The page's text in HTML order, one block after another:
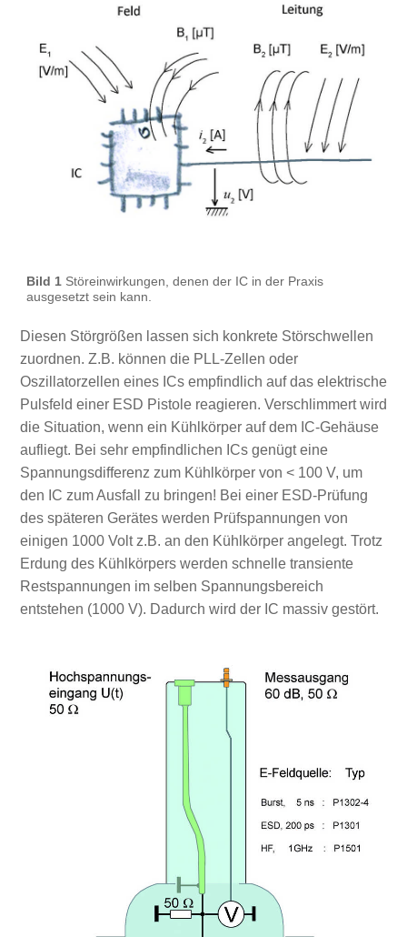
Bild 1Störeinwirkungen, denen der IC in der Praxis
ausgesetzt sein kann.
Diesen Störgrößen lassen sich konkrete Störschwellen
zuordnen. Z.B. können die PLL-Zellen oder
Oszillatorzellen eines ICs empfindlich auf das elektrische
Pulsfeld einer ESD Pistole reagieren. Verschlimmert wird
die Situation, wenn ein Kühlkörper auf dem IC-Gehäuse
aufliegt. Bei sehr empfindlichen ICs genügt eine
Spannungsdifferenz zum Kühlkörper von < 100 V, um
den IC zum Ausfall zu bringen! Bei einer ESD-Prüfung
des späteren Gerätes werden Prüfspannungen von
einigen 1000 Volt z.B. an den Kühlkörper angelegt. Trotz
Erdung des Kühlkörpers werden schnelle transiente
Restspannungen im selben Spannungsbereich
entstehen (1000 V). Dadurch wird der IC massiv gestört.